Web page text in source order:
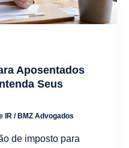
Aposentados
Seus
IR/ BMZ Advogados
de imposto para